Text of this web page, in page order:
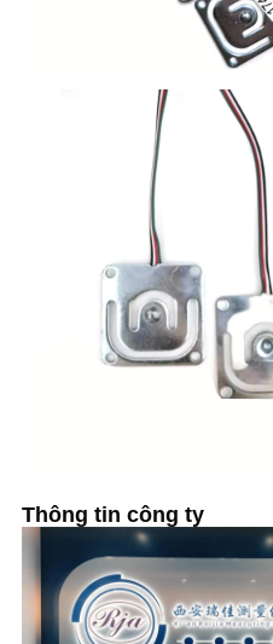
Thông tin công ty